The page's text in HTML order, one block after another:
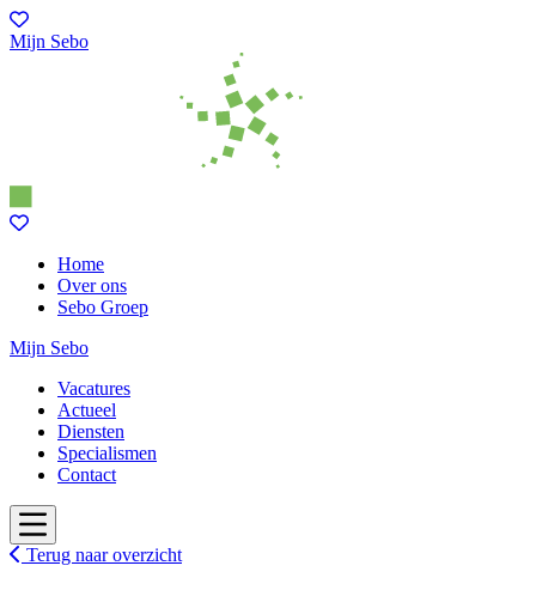
Mijn Sebo
Home
Over ons
Sebo Groep
Mijn Sebo
Vacatures
Actueel
Diensten
Specialismen
Contact
Terug naar overzicht